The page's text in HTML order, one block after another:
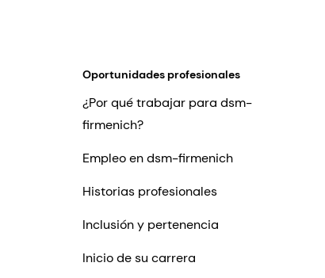
Oportunidades profesionales
¿Por qué trabajar para dsm-
firmenich?
Empleo en dsm-firmenich
Historias profesionales
Inclusión y pertenencia
Inicio de su carrera